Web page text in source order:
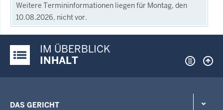
Weitere Termininformationen liegen für Montag, den
10.08.2026, nicht vor.
Justiz-Portal im Überblick:
IM ÜBERBLICK
INHALT
DAS GERICHT